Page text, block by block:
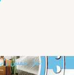
نقل عفش رابغ